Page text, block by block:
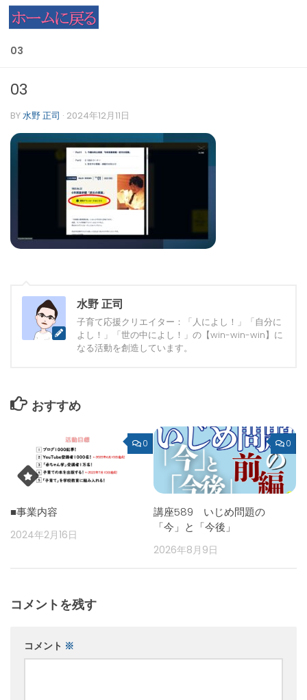
コンテンツへスキップ
03
03
BY水野 正司 · 2024年12月11日
水野 正司
子育て応援クリエイター：「人によし！」「自分に
よし！」「世の中によし！」の【win-win-win】に
なる活動を創造しています。
おすすめ
0
■事業内容
2024年2月16日
0
講座589 いじめ問題の
「今」と「今後」
2026年8月9日
コメントを残す
コメント ※